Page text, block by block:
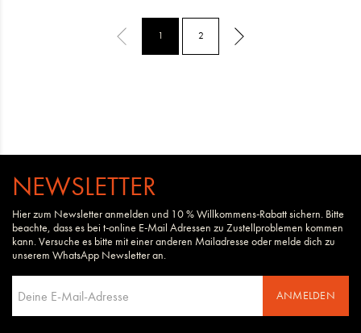
1 2
NEWSLETTER
Hier zum Newsletter anmelden und 10 % Willkommens-Rabatt sichern. Bitte
beachte, dass es bei t-online E-Mail Adressen zu Zustellproblemen kommen
kann. Versuche es bitte mit einer anderen Mailadresse oder melde dich zu
unserem WhatsApp Newsletter an.
ANMELDEN